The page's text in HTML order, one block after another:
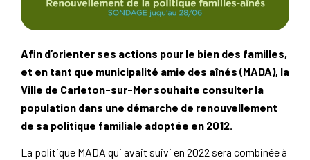
Afin d’orienter ses actions pour le bien des familles,
et en tant que municipalité amie des aînés (MADA), la
Ville de Carleton-sur-Mer souhaite consulter la
population dans une démarche de renouvellement
de sa politique familiale adoptée en 2012.
La politique MADA qui avait suivi en 2022 sera combinée à